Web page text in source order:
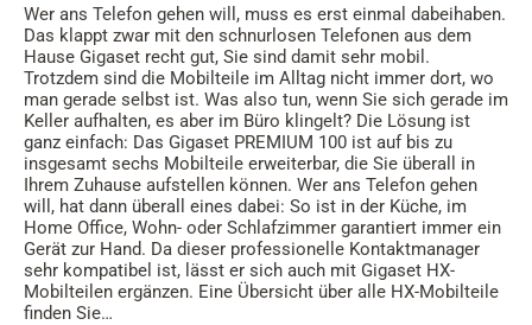
Wer ans Telefon gehen will, muss es erst einmal dabeihaben.
Das klappt zwar mit den schnurlosen Telefonen aus dem
Hause Gigaset recht gut, Sie sind damit sehr mobil.
Trotzdem sind die Mobilteile im Alltag nicht immer dort, wo
man gerade selbst ist. Was also tun, wenn Sie sich gerade im
Keller aufhalten, es aber im Büro klingelt? Die Lösung ist
ganz einfach: Das Gigaset PREMIUM 100 ist auf bis zu
insgesamt sechs Mobilteile erweiterbar, die Sie überall in
Ihrem Zuhause aufstellen können. Wer ans Telefon gehen
will, hat dann überall eines dabei: So ist in der Küche, im
Home Office, Wohn- oder Schlafzimmer garantiert immer ein
Gerät zur Hand. Da dieser professionelle Kontaktmanager
sehr kompatibel ist, lässt er sich auch mit Gigaset HX-
Mobilteilen ergänzen. Eine Übersicht über alle HX-Mobilteile
finden Sie…